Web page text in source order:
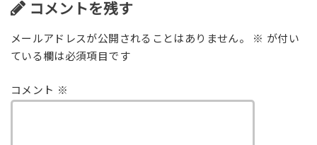
コメントを残す
メールアドレスが公開されることはありません。 ※ が付い
ている欄は必須項目です
コメント ※